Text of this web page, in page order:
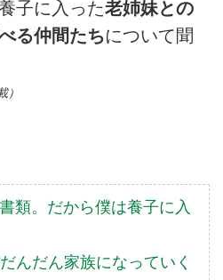
子に入った老姉妹との
る仲間たちについて聞
）
類。だから僕は養子に入
んだん家族になっていく